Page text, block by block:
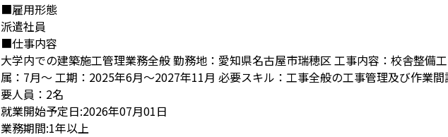
■雇用形態
派遣社員
■仕事内容
大学内での建築施工管理業務全般 勤務地：愛知県名古屋市瑞穂区 工事内容：校舎整備
属：7月～ 工期：2025年6月～2027年11月 必要スキル：工事全般の工事管理及び作業
要人員：2名
就業開始予定日:2026年07月01日
業務期間:1年以上